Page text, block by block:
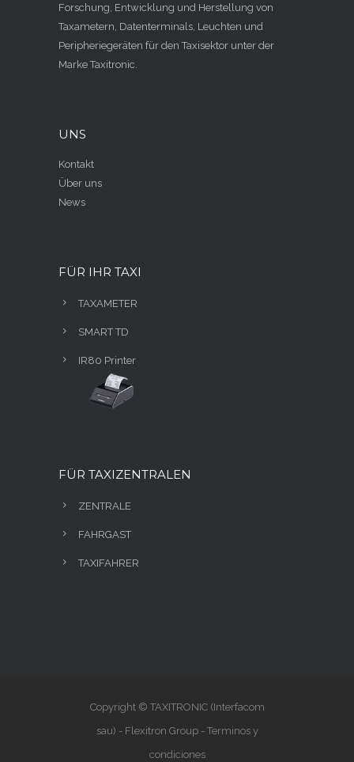
Forschung, Entwicklung und Herstellung von
Taxametern, Datenterminals, Leuchten und
Peripheriegeräten für den Taxisektor unter der
Marke Taxitronic.
UNS
Kontakt
Über uns
News
FÜR IHR TAXI
TAXAMETER
SMART TD
IR80 Printer
FÜR TAXIZENTRALEN
ZENTRALE
FAHRGAST
TAXIFAHRER
Copyright © TAXITRONIC (Interfacom
sau) - Flexitron Group - Terminos y
condiciones